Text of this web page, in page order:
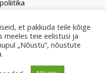
Market
et pakkuda teile kõige
teie eelistusi ja
„Nõustu”, nõustute